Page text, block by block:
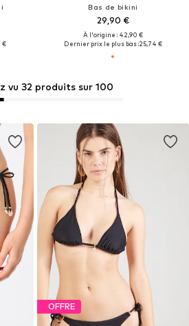
€
Bas de bikini
29,90 €
À l'origine : 42,90 €
Dernier prix le plus bas :25,74 €
vu 32 produits sur 100
OFFRE